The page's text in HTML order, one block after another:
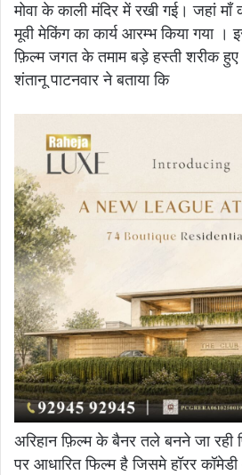
मोवा के काली मंदिर में रखी गई। जहां माँ
मूवी मेकिंग का कार्य आरम्भ किया गया ।
फ़िल्म जगत के तमाम बड़े हस्ती शरीक
शंतानू पाटनवार ने बताया कि
अरिहान फ़िल्म के बैनर तले बनने जा रही
पर आधारित फिल्म है जिसमे हॉरर